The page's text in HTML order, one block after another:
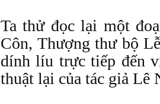
Ta thử đọc lại một
Côn, Thượng thư bộ
dính líu trực tiếp đến
thuật lại của tác giả Lê